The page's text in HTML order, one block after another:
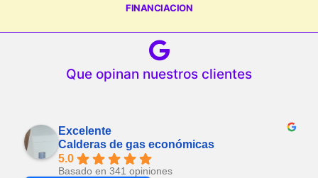
FINANCIACION
Que opinan nuestros clientes
Excelente
Calderas de gas económicas
5.0
Basado en 341 opiniones